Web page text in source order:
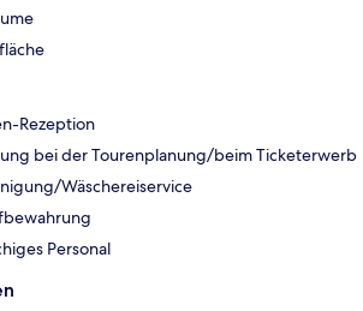
Rezeption
bei der Tourenplanung/beim Ticketerwerb
Wäschereiservice
Personal